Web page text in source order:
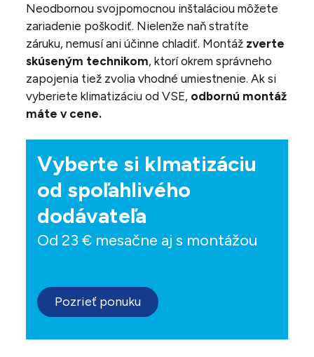
Neodbornou svojpomocnou inštaláciou môžete
zariadenie poškodiť. Nielenže naň stratíte
záruku, nemusí ani účinne chladiť. Montáž zverte
skúseným technikom, ktorí okrem správneho
zapojenia tiež zvolia vhodné umiestnenie. Ak si
vyberiete klimatizáciu od VSE, odbornú montáž
máte v cene.
Vyberte si klmatizáciu
od spoľahlivého
dodávateľa
Od 23 € mesačne aj s montážou
Pozrieť ponuku